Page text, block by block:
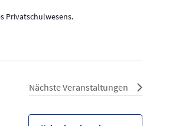
Privatschulwesens.
NächsteVeranstaltungen